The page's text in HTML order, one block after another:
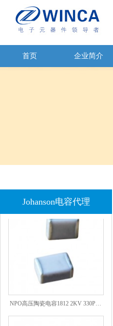
首页 企业简介
Johanson电容代理
NPO高压陶瓷电容1812 2KV 330PF 5%精度